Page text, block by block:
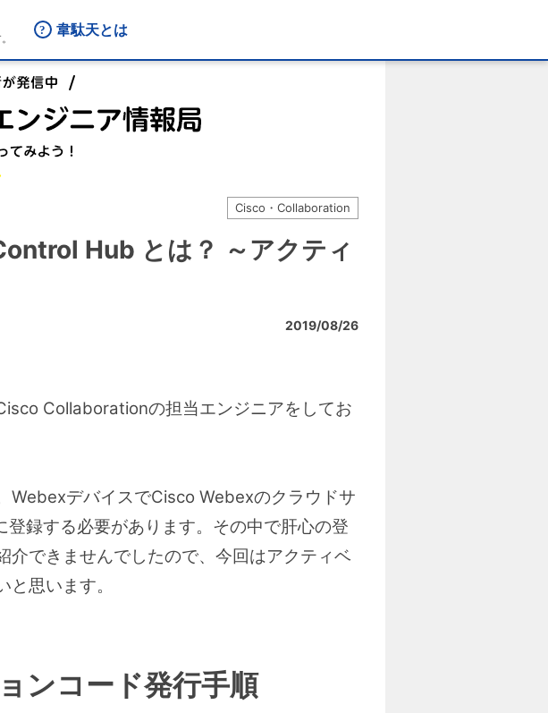
韋駄天とは
Cisco・Collaboration
Hub とは？ ～アクティ
2019/08/26
Collaborationの担当エンジニアをしてお
WebexデバイスでCisco Webexのクラウドサ
録する必要があります。その中で肝心の登
できませんでしたので、今回はアクティベ
思います。
ンコード発行手順